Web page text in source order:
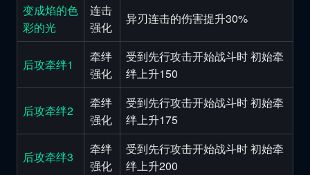
变成焰的色
彩的光
连击
强化
异刃连击的伤害提升30%
后攻牵绊1
牵绊
强化
受到先行攻击开始战斗时 初始牵
绊上升150
后攻牵绊2
牵绊
强化
受到先行攻击开始战斗时 初始牵
绊上升175
后攻牵绊3
牵绊
强化
受到先行攻击开始战斗时 初始牵
绊上升200